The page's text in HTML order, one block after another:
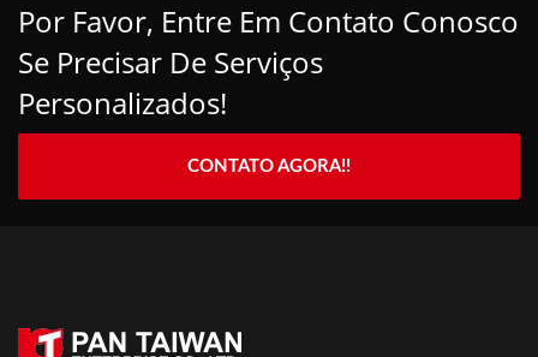
Por Favor, Entre Em Contato Conosco
Se Precisar De Serviços
Personalizados!
CONTATO AGORA!!